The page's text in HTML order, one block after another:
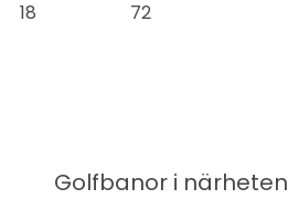
18 72
Golfbanor i närheten